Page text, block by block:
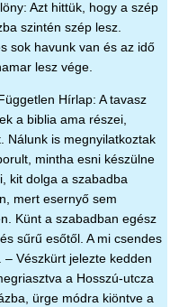
Azt hittük, hogy a szép
szintén szép lesz.
sok havunk van és az idő
lesz vége.
Hírlap: A tavasz
a biblia ama részei,
Nálunk is megnyilatkoztak
mintha esni készülne
kit dolga a szabadba
mert esernyő sem
Künt a szabadban egész
sűrű esőtől. A mi csendes
Vészkürt jelezte kedden
a Hosszú-utcza
ürge módra kiöntve a